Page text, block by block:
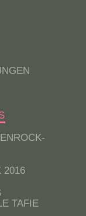
2016
TAFIE